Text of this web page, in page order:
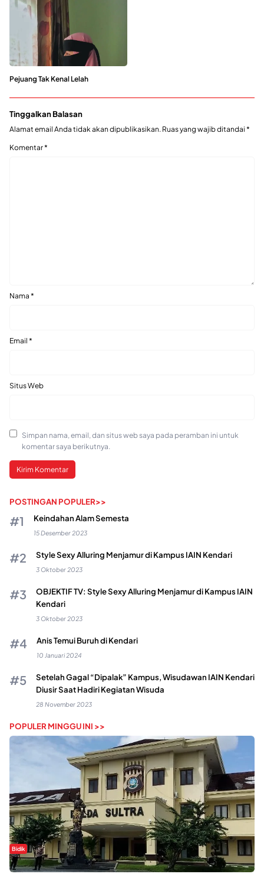
Pejuang Tak Kenal Lelah
Tinggalkan Balasan
Alamat email Anda tidak akan dipublikasikan. Ruas yang wajib ditandai *
Komentar*
Nama *
Email *
Situs Web
Simpan nama, email, dan situs web saya pada peramban ini untuk
komentar saya berikutnya.
POSTINGAN POPULER>>
Keindahan Alam Semesta
15 Desember 2023
Style Sexy Alluring Menjamur di Kampus IAIN Kendari
3 Oktober 2023
OBJEKTIF TV: Style Sexy Alluring Menjamur di Kampus IAIN
Kendari
3 Oktober 2023
Anis Temui Buruh di Kendari
10 Januari 2024
Setelah Gagal “Dipalak” Kampus, Wisudawan IAIN Kendari
Diusir Saat Hadiri Kegiatan Wisuda
28 November 2023
POPULER MINGGU INI >>
Bidik
Dugaan Kekerasan Seksual di UIN Kendari Dilaporkan ke Polda